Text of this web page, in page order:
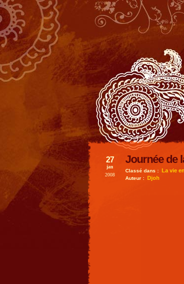
Journée de
27
jan
2008
Classé dans : La vie
Auteur : Djoh